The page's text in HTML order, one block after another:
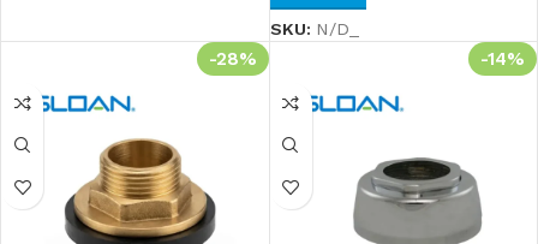
SKU: N/D_
-28% -14%